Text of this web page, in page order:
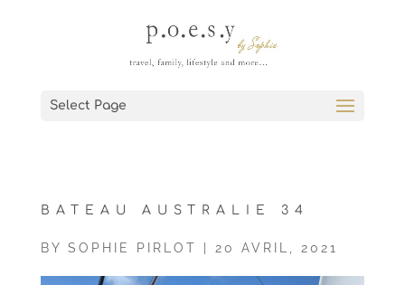
Select Page
BATEAU AUSTRALIE 34
BY SOPHIE PIRLOT 20 AVRIL, 2021